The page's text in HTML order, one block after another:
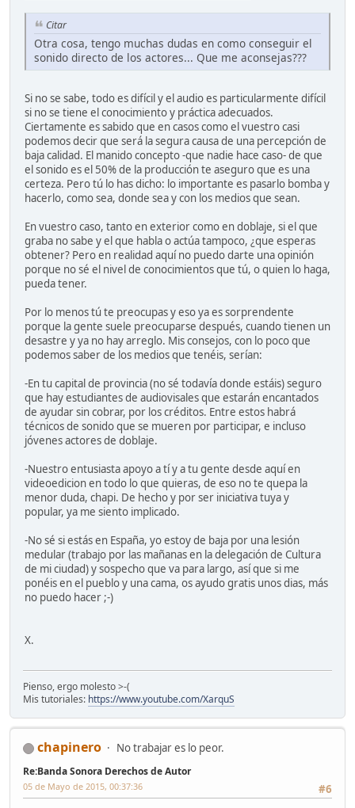
Citar
Otra cosa, tengo muchas dudas en como conseguir el
sonido directo de los actores... Que me aconsejas???
Si no se sabe, todo es difícil y el audio es particularmente difícil
si no se tiene el conocimiento y práctica adecuados.
Ciertamente es sabido que en casos como el vuestro casi
podemos decir que será la segura causa de una percepción de
baja calidad. El manido concepto -que nadie hace caso- de que
el sonido es el 50% de la producción te aseguro que es una
certeza. Pero tú lo has dicho: lo importante es pasarlo bomba y
hacerlo, como sea, donde sea y con los medios que sean.
En vuestro caso, tanto en exterior como en doblaje, si el que
graba no sabe y el que habla o actúa tampoco, ¿que esperas
obtener? Pero en realidad aquí no puedo darte una opinión
porque no sé el nivel de conocimientos que tú, o quien lo haga,
pueda tener.
Por lo menos tú te preocupas y eso ya es sorprendente
porque la gente suele preocuparse después, cuando tienen un
desastre y ya no hay arreglo. Mis consejos, con lo poco que
podemos saber de los medios que tenéis, serían:
-En tu capital de provincia (no sé todavía donde estáis) seguro
que hay estudiantes de audiovisales que estarán encantados
de ayudar sin cobrar, por los créditos. Entre estos habrá
técnicos de sonido que se mueren por participar, e incluso
jóvenes actores de doblaje.
-Nuestro entusiasta apoyo a tí y a tu gente desde aquí en
videoedicion en todo lo que quieras, de eso no te quepa la
menor duda, chapi. De hecho y por ser iniciativa tuya y
popular, ya me siento implicado.
-No sé si estás en España, yo estoy de baja por una lesión
medular (trabajo por las mañanas en la delegación de Cultura
de mi ciudad) y sospecho que va para largo, así que si me
ponéis en el pueblo y una cama, os ayudo gratis unos dias, más
no puedo hacer ;-)
X.
Pienso, ergo molesto >-(
Mis tutoriales: https://www.youtube.com/XarquS
chapinero No trabajar es lo peor.
Re:Banda Sonora Derechos de Autor
#6
05 de Mayo de 2015, 00:37:36